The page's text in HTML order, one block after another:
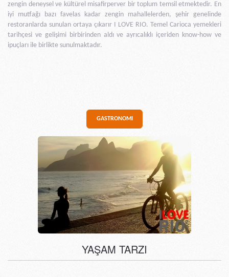
zengin deneysel ve kültürel misafirperver bir toplum temsil etmektedir. En
iyi mutfağı bazı favelas kadar zengin mahallelerden, şehir genelinde
restoranlarda sunulan ortaya çıkarır I LOVE RIO. Temel Carioca yemekleri
tarihçesi ve gelişimi birbirinden aldı ve ayrıcalıklı içeriden know-how ve
ipuçları ile birlikte sunulmaktadır.
GASTRONOMI
YAŞAM TARZI